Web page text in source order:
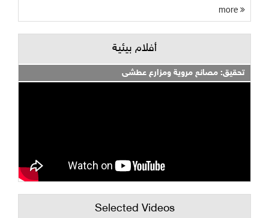
أفلام بيئية
تحقيق: مصانع مروية ومزارع عطشى
Selected Videos